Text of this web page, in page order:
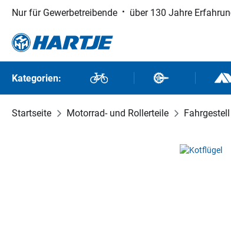
Hauptinhalt springen
Zur Suche springen
Zur Hauptnavigation springen
Nur für Gewerbetreibende über 130 Jahre
Kategorien: Fahrräder Fahrradteile
Startseite Motorrad- und Rollerteile Fahrgestell